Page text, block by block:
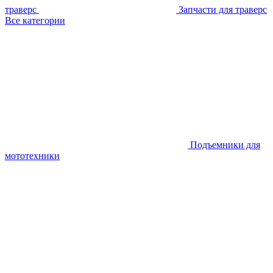
траверс
Запчасти для траверс
Все категории
Подъемники для
мототехники